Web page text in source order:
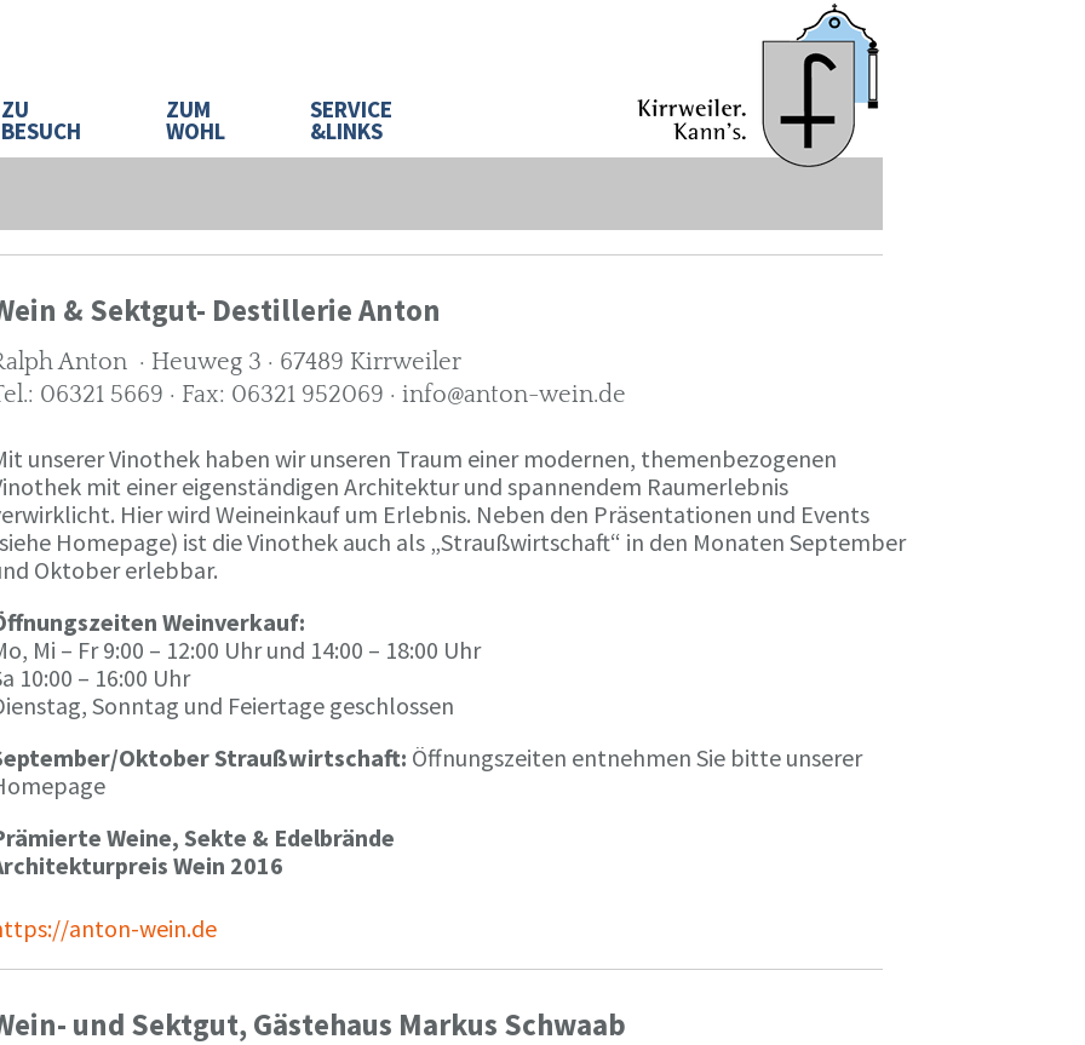
ZU
BESUCH
ZUM
WOHL
SERVICE
&LINKS
& Sektgut- Destillerie Anton
Anton · Heuweg 3 · 67489 Kirrweiler
06321 5669 · Fax: 06321 952069 · info@anton-wein.de
unserer Vinothek haben wir unseren Traum einer modernen, themenbezogenen
mit einer eigenständigen Architektur und spannendem Raumerlebnis
Hier wird Weineinkauf um Erlebnis. Neben den Präsentationen und Events
Homepage) ist die Vinothek auch als „Straußwirtschaft“ in den Monaten September
Oktober erlebbar.
Weinverkauf:
Mi – Fr 9:00 – 12:00 Uhr und 14:00 – 18:00 Uhr
10:00 – 16:00 Uhr
Sonntag und Feiertage geschlossen
Oktober Straußwirtschaft: Öffnungszeiten entnehmen Sie bitte unserer
Weine, Sekte & Edelbrände
Wein 2016
anton-wein.de
und Sektgut, Gästehaus Markus Schwaab